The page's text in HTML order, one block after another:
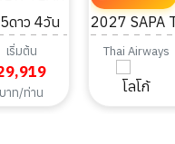
ดาว 4วัน
เริ่มต้น
บาท/ท่าน
2027 SAPA
Thai Airways